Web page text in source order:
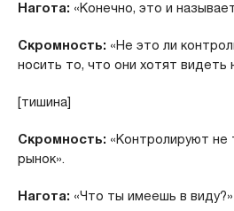
Нагота: «Конечно, это и
Скромность: «Не это ли
носить то, что они хотят видеть
[тишина]
Скромность: «Контролируют не
рынок».
Нагота: «Что ты имеешь в виду?»